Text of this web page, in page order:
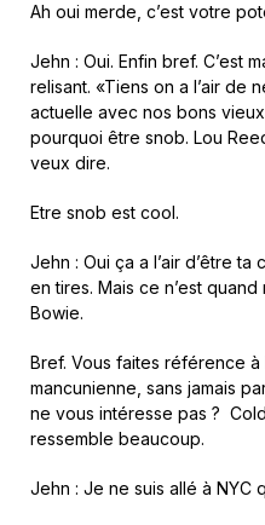
Ah oui merde, c’est votre
Jehn : Oui. Enfin bref. C’est
relisant. «Tiens on a l’air de
actuelle avec nos bons
pourquoi être snob. Lou
veux dire.
Etre snob est cool.
Jehn : Oui ça a l’air d’être ta
en tires. Mais ce n’est
Bowie.
Bref. Vous faites référence
mancunienne, sans jamais
ne vous intéresse pas ?
ressemble beaucoup.
Jehn : Je ne suis allé à NYC